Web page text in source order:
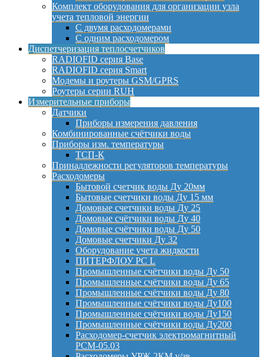
Комплект оборудования для организации узла
учета тепловой энергии
С двумя расходомерами
С одним расходомером
Диспетчеризация теплосчетчиков
RADIOFID серия Base
RADIOFID серия Smart
Модемы и роутеры GSM/GPRS
Роутеры серии RUH
Измерительные приборы
Датчики
Приборы измерения давления
Комбинированные счётчики воды
Приборы изм. температуры
ТСП-К
Принадлежности регуляторов температуры
Расходомеры
Бытовой счетчик воды Ду 20мм
Бытовые счетчики воды Ду 15 мм
Домовые счетчики воды Ду 25
Домовые счётчики воды Ду 40
Домовые счётчики воды Ду 50
Домовые счетчики Ду 32
Оборудование учета жидкости
ПИТЕРФЛОУ РС L
Промышленные счётчики воды Ду 50
Промышленные счётчики воды Ду 65
Промышленные счётчики воды Ду 80
Промышленные счётчики воды Ду100
Промышленные счётчики воды Ду150
Промышленные счётчики воды Ду200
Расходомер-счетчик электромагнитный
РСМ-05.03